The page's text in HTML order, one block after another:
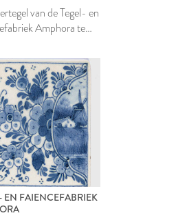
van de Tegel- en
Amphora te
EN FAIENCEFABRIEK